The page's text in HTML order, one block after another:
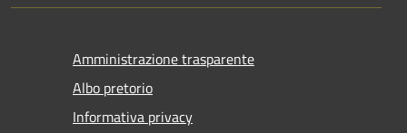
Amministrazione trasparente
Albo pretorio
Informativa privacy